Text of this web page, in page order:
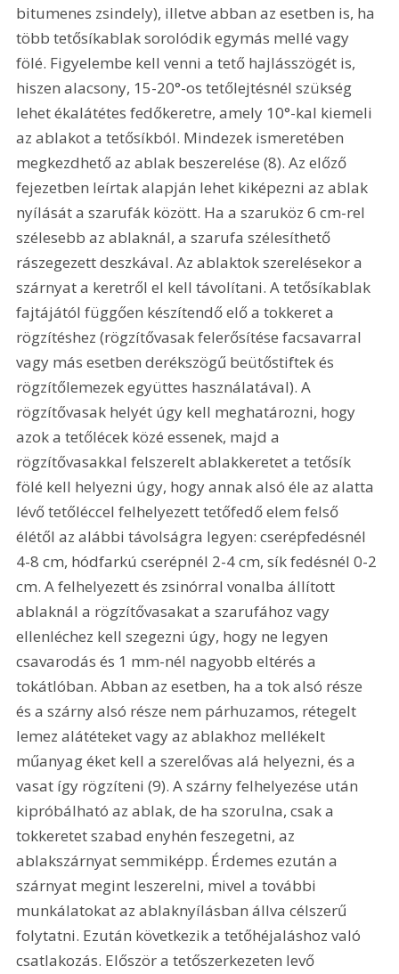
bitumenes zsindely), illetve abban az esetben is, ha
több tetősíkablak sorolódik egymás mellé vagy
fölé. Figyelembe kell venni a tető hajlásszögét is,
hiszen alacsony, 15-20°-os tetőlejtésnél szükség
lehet ékalátétes fedőkeretre, amely 10°-kal kiemeli
az ablakot a tetősíkból. Mindezek ismeretében
megkezdhető az ablak beszerelése (8). Az előző
fejezetben leírtak alapján lehet kiképezni az ablak
nyílását a szarufák között. Ha a szaruköz 6 cm-rel
szélesebb az ablaknál, a szarufa szélesíthető
rászegezett deszkával. Az ablaktok szerelésekor a
szárnyat a keretről el kell távolítani. A tetősíkablak
fajtájától függően készítendő elő a tokkeret a
rögzítéshez (rögzítővasak felerősítése facsavarral
vagy más esetben derékszögű beütőstiftek és
rögzítőlemezek együttes használatával). A
rögzítővasak helyét úgy kell meghatározni, hogy
azok a tetőlécek közé essenek, majd a
rögzítővasakkal felszerelt ablakkeretet a tetősík
fölé kell helyezni úgy, hogy annak alsó éle az alatta
lévő tetőléccel felhelyezett tetőfedő elem felső
élétől az alábbi távolságra legyen: cserépfedésnél
4-8 cm, hódfarkú cserépnél 2-4 cm, sík fedésnél 0-2
cm. A felhelyezett és zsinórral vonalba állított
ablaknál a rögzítővasakat a szarufához vagy
ellenléchez kell szegezni úgy, hogy ne legyen
csavarodás és 1 mm-nél nagyobb eltérés a
tokátlóban. Abban az esetben, ha a tok alsó része
és a szárny alsó része nem párhuzamos, rétegelt
lemez alátéteket vagy az ablakhoz mellékelt
műanyag éket kell a szerelővas alá helyezni, és a
vasat így rögzíteni (9). A szárny felhelyezése után
kipróbálható az ablak, de ha szorulna, csak a
tokkeretet szabad enyhén feszegetni, az
ablakszárnyat semmiképp. Érdemes ezután a
szárnyat megint leszerelni, mivel a további
munkálatokat az ablaknyílásban állva célszerű
folytatni. Ezután következik a tetőhéjaláshoz való
csatlakozás. Először a tetőszerkezeten levő